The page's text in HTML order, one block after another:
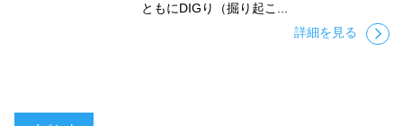
ともにDIGり（掘り起こ...
詳細を見る